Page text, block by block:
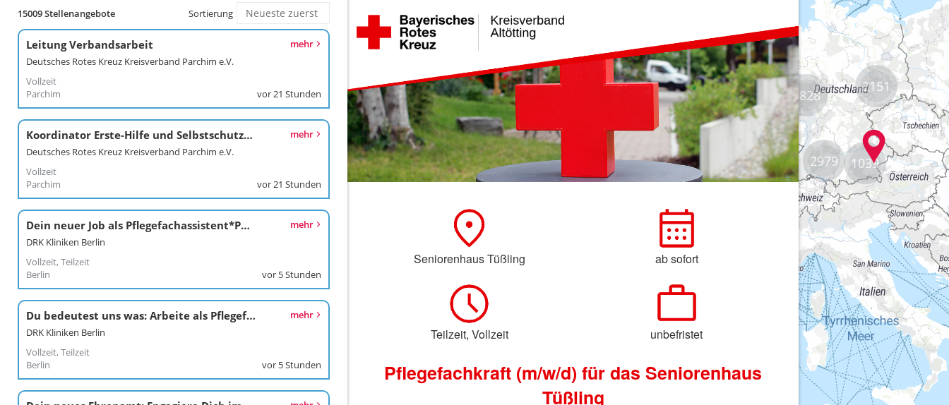
15009 Stellenangebote Sortierung
Leitung Verbandsarbeit
Deutsches Rotes Kreuz Kreisverband Parchim e.V.
Vollzeit
Parchim
mehr
vor 21 Stunden
Koordinator Erste-Hilfe und Selbstschutzkompetenz
Deutsches Rotes Kreuz Kreisverband Parchim e.V.
Vollzeit
Parchim
mehr
vor 21 Stunden
Dein neuer Job als Pflegefachassistent*Pflegefachassistentin im Kunstkrankenhaus
DRK Kliniken Berlin
Vollzeit, Teilzeit
Berlin
mehr
vor 5 Stunden
Du bedeutest uns was: Arbeite als Pflegefachkraft / Pflegefachfrau*mann in den DRK Kliniken Berlin Köpenick
DRK Kliniken Berlin
Vollzeit, Teilzeit
Berlin
mehr
vor 5 Stunden
8828
2979
2151
1039